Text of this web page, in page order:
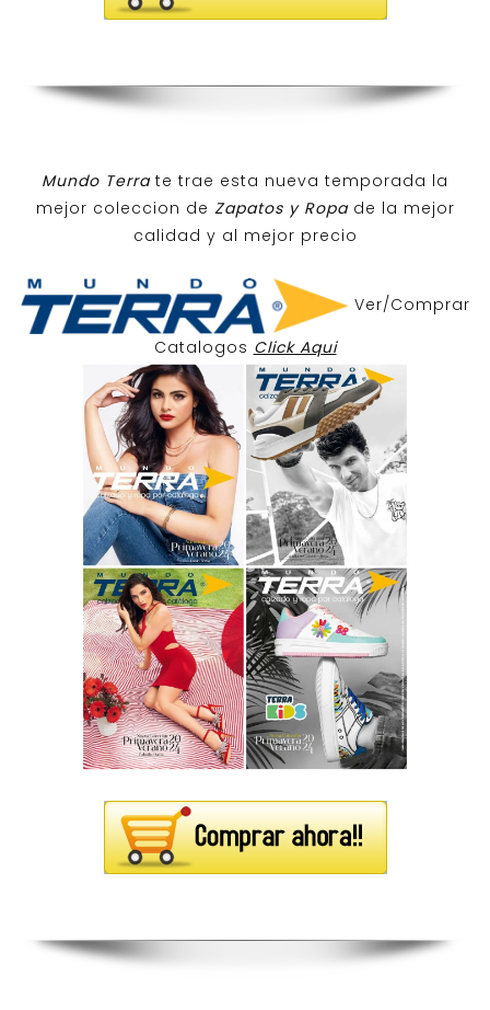
Mundo Terra te trae esta nueva temporada la
mejor coleccion de Zapatos y Ropa de la mejor
calidad y al mejor precio
Ver/Comprar
Catalogos Click Aqui